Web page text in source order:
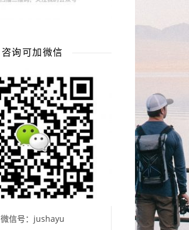
咨询可加微信
微信号：jushayu